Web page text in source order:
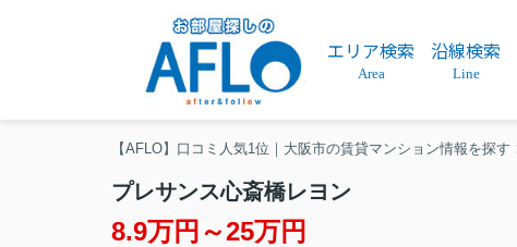
エリア検索
Area
沿線検索
Line
【AFLO】口コミ人気1位｜大阪市の賃貸マンション情報を探す
プレサンス心斎橋レヨン
8.9万円～25万円